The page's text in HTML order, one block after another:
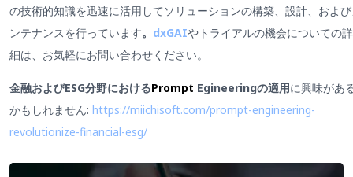
の技術的知識を迅速に活用してソリューションの構築、設計、およ
ンテナンスを行っています。 dxGAIやトライアルの機会についての詳
細は、お気軽にお問い合わせください。
金融およびESG分野におけるPrompt Egineeringの適用に興味があ
かもしれません: https://miichisoft.com/prompt-engineering-
revolutionize-financial-esg/